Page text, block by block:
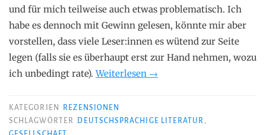
und für mich teilweise auch etwas problematisch. Ich
habe es dennoch mit Gewinn gelesen, könnte mir aber
vorstellen, dass viele Leser:innen es wütend zur Seite
legen (falls sie es überhaupt erst zur Hand nehmen, wozu
ich unbedingt rate).Weiterlesen „Navid
Sommer
→
KATEGORIEN
REZENSIONEN
SCHLAGWÖRTER
DEUTSCHSPRACHIGE LITERATUR ,